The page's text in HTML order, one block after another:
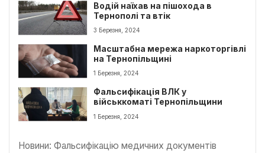
Водій наїхав на пішохода в
Тернополі та втік
3 Березня, 2024
Масштабна мережа наркоторгівлі
на Тернопільщині
1 Березня, 2024
Фальсифікація ВЛК у
військкоматі Тернопільщини
1 Березня, 2024
Новини: Фальсифікацію медичних документів